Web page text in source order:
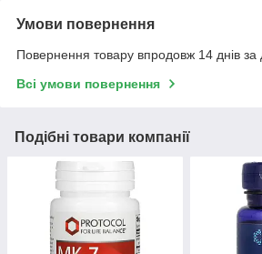
Умови повернення
Повернення товару впродовж 14 днів за
Всі умови повернення
Подібні товари компанії